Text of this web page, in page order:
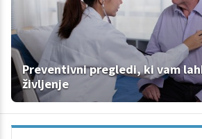
Preventivni pregledi, ki vam
življenje